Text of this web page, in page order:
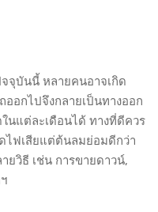
จุบันนี้ หลายคนอาจเกิด
อกไปจึงกลายเป็นทางออก
นแต่ละเดือนได้ ทางที่ดีควร
ไฟเสียแต่ต้นลมย่อมดีกว่า
ยวิธี เช่น การขายดาวน์,